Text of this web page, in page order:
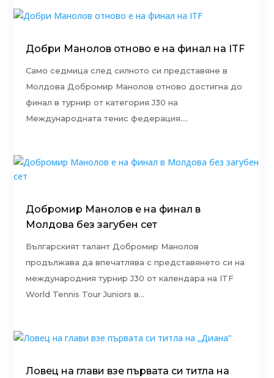
Добри Манолов отново е на финал на ITF
Само седмица след силното си представяне в
Молдова Добромир Манолов отново достигна до
финал в турнир от категория J30 на
Международната тенис федерация....
Добромир Манолов е на финал в
Молдова без загубен сет
Българският талант Добромир Манолов
продължава да впечатлява с представянето си на
международния турнир J30 от календара на ITF
World Tennis Tour Juniors в...
Ловец на глави взе първата си титла на